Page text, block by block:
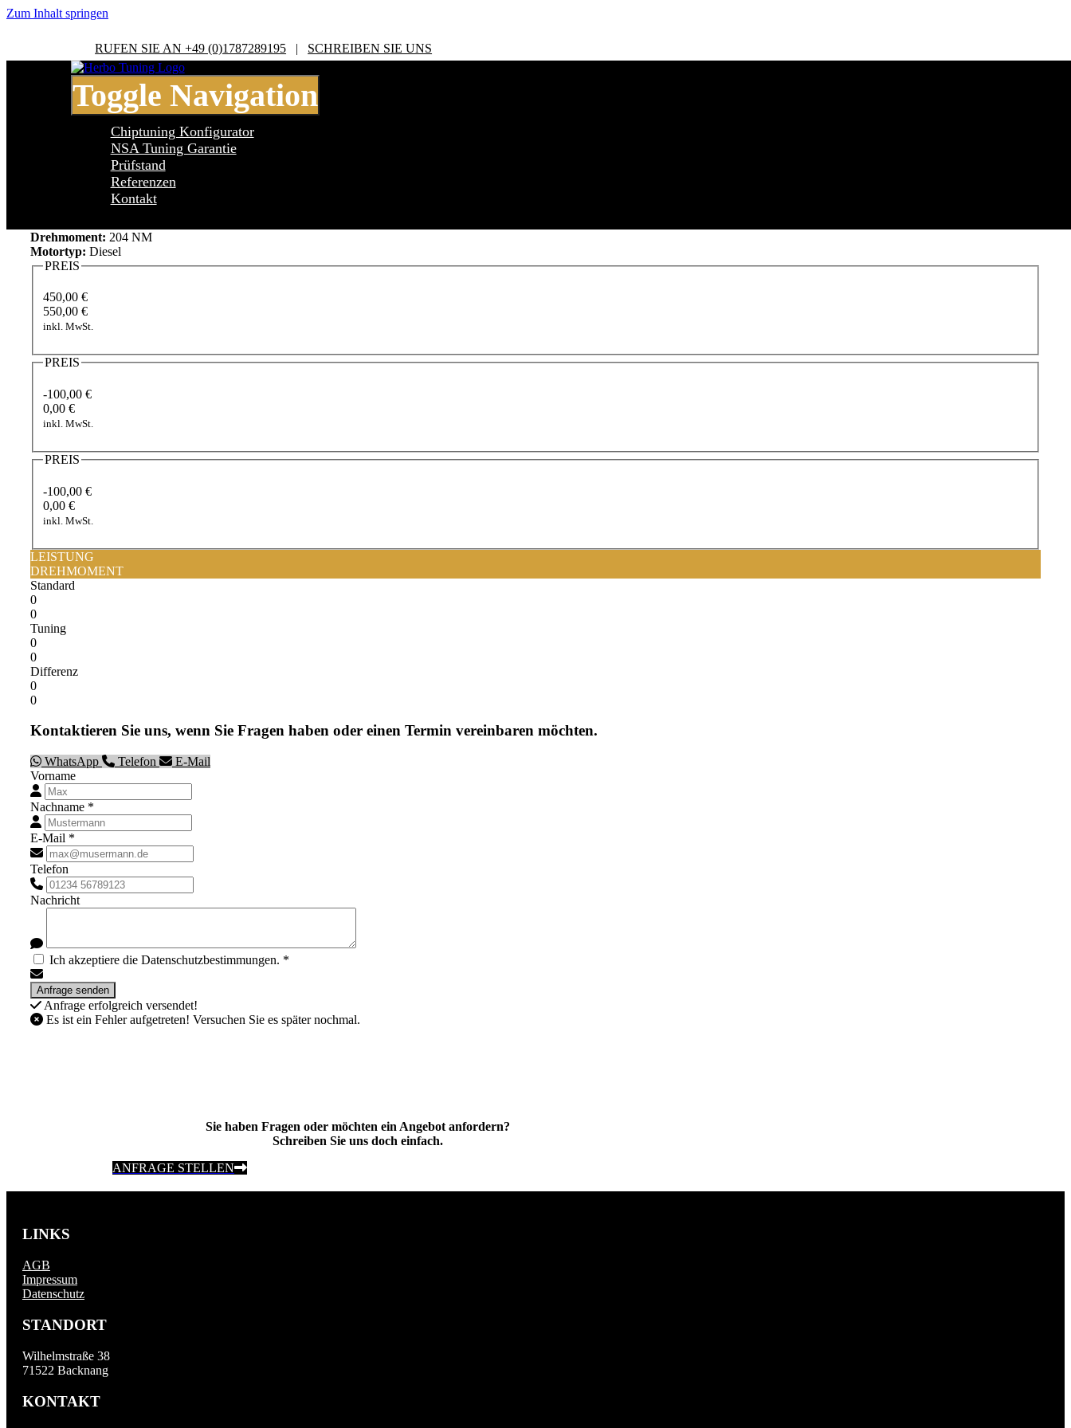
Zum Inhalt springen
RUFEN SIE AN +49 (0)1787289195 | SCHREIBEN SIE UNS
Toggle Navigation
Chiptuning Konfigurator
NSA Tuning Garantie
Prüfstand
Referenzen
Kontakt
Ford C max 1 Series 1.6 TDCI
Drehmoment: 204 NM
Motortyp: Diesel
PREIS
450,00 €
550,00 €
inkl. MwSt.
PREIS
-100,00 €
0,00 €
inkl. MwSt.
PREIS
-100,00 €
0,00 €
inkl. MwSt.
LEISTUNG
DREHMOMENT
Standard
0
0
Tuning
0
0
Differenz
0
0
Kontaktieren Sie uns, wenn Sie Fragen haben oder einen Termin vereinbaren möchten.
WhatsApp Telefon
E-Mail
Vorname
Nachname *
E-Mail *
Telefon
Nachricht
Ich akzeptiere die Datenschutzbestimmungen. *
Anfrage erfolgreich versendet!
Es ist ein Fehler aufgetreten! Versuchen Sie es später nochmal.
Sie haben Fragen oder möchten ein Angebot anfordern?
Schreiben Sie uns doch einfach.
ANFRAGE STELLEN
LINKS
AGB
Impressum
Datenschutz
STANDORT
Wilhelmstraße 38
71522 Backnang
KONTAKT